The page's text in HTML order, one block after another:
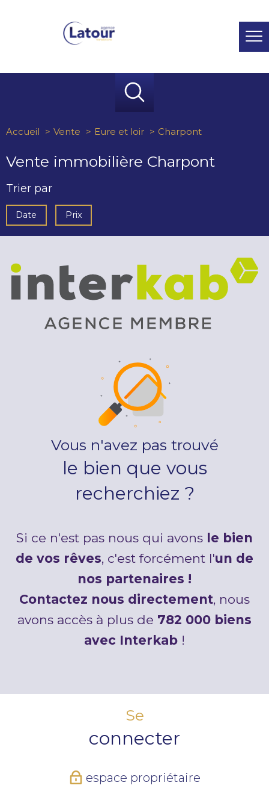
Accueil Vente Eure et loir Charpont
Vente immobilière Charpont
Trier par
Date Prix
Vous n'avez pas trouvé
le bien que vous
recherchiez ?
Si ce n'est pas nous qui avons le bien
de vos rêves, c'est forcément l'un de
nos partenaires !
Contactez nous directement, nous
avons accès à plus de 782 000 biens
avec Interkab !
Se
connecter
espace propriétaire